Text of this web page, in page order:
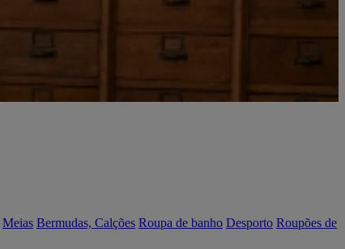
Meias Bermudas, Calções Roupa de banho Desporto Roupões de